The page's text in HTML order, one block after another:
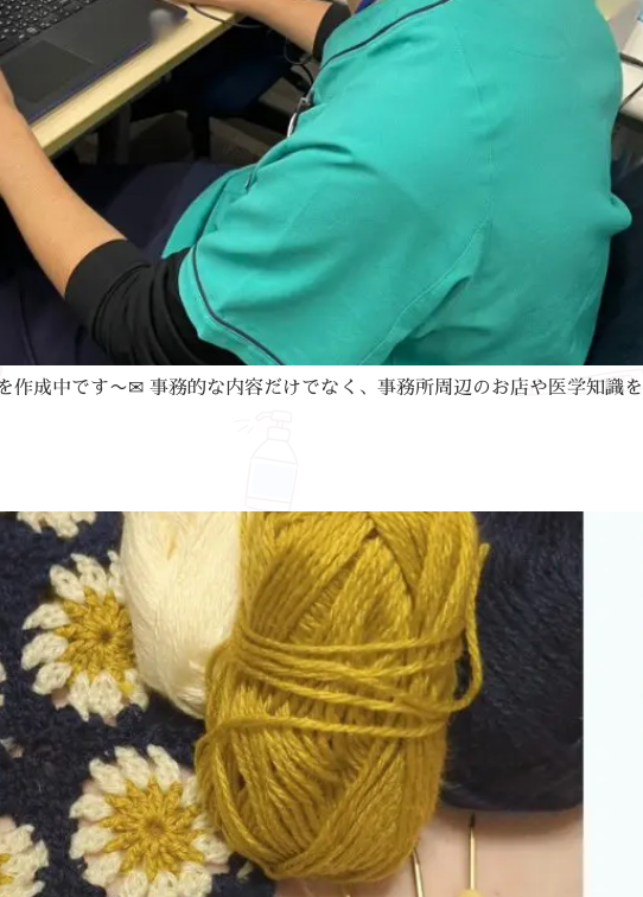
作成中です〜✉ 事務的な内容だけでなく、事務所周辺のお店や医学知識